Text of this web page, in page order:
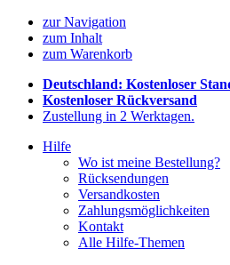
zur Navigation
zum Inhalt
zum Warenkorb
Deutschland: Kostenloser
Kostenloser Rückversand
Zustellung in 2 Werktagen.
Hilfe
Wo ist meine Bestellung?
Rücksendungen
Versandkosten
Zahlungsmöglichkeiten
Kontakt
Alle Hilfe-Themen